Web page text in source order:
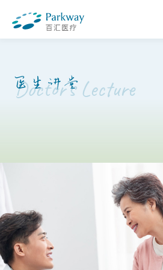
医生讲堂
Doctor's Lecture